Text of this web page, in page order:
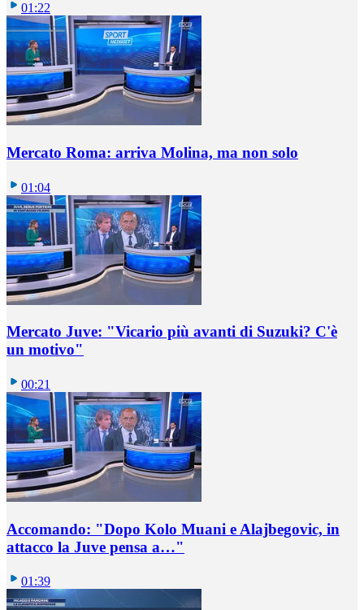
01:22
Mercato Roma: arriva Molina, ma non solo
01:04
Mercato Juve: "Vicario più avanti di Suzuki? C'è
un motivo"
00:21
Accomando: "Dopo Kolo Muani e Alajbegovic, in
attacco la Juve pensa a…"
01:39